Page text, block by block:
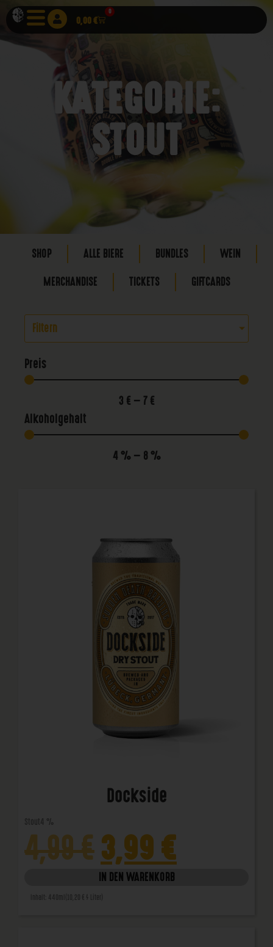
0,00€
0
KATEGORIE:
STOUT
SHOP ALLE BIERE BUNDLES WEIN
MERCHANDISE TICKETS GIFTCARDS
Filtern
Preis
3 € — 7 €
Alkoholgehalt
4 %— 8 %
Dockside
4,99€ 3,99€
IN DEN WARENKORB